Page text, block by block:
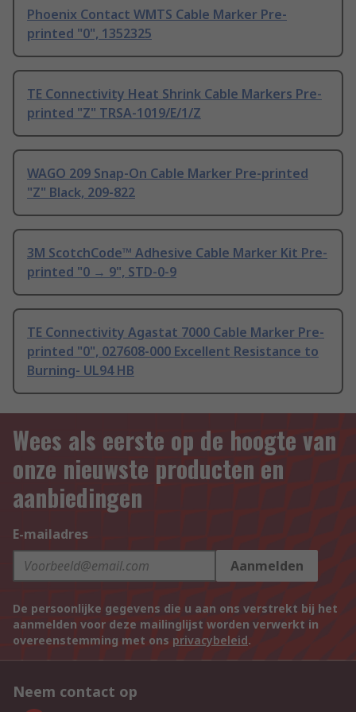
Phoenix Contact WMTS Cable Marker Pre-
printed "0", 1352325
TE Connectivity Heat Shrink Cable Markers Pre-
printed "Z" TRSA-1019/E/1/Z
WAGO 209 Snap-On Cable Marker Pre-printed
"Z" Black, 209-822
3M ScotchCode™ Adhesive Cable Marker Kit Pre-
printed "0 → 9", STD-0-9
TE Connectivity Agastat 7000 Cable Marker Pre-
printed "0", 027608-000 Excellent Resistance to
Burning- UL94 HB
Wees als eerste op de hoogte van
onze nieuwste producten en
aanbiedingen
E-mailadres
Aanmelden
De persoonlijke gegevens die u aan ons verstrekt bij het
aanmelden voor deze mailinglijst worden verwerkt in
overeenstemming met ons privacybeleid.
Neem contact op